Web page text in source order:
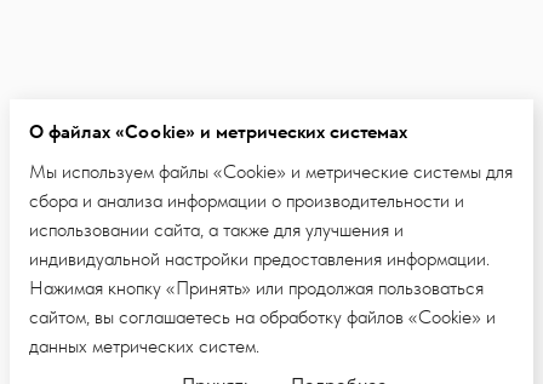
О файлах «Cookie» и метрических системах
Мы используем файлы «Cookie» и метрические системы для
сбора и анализа информации о производительности и
использовании сайта, а также для улучшения и
индивидуальной настройки предоставления информации.
Нажимая кнопку «Принять» или продолжая пользоваться
сайтом, вы соглашаетесь на обработку файлов «Cookie» и
данных метрических систем.